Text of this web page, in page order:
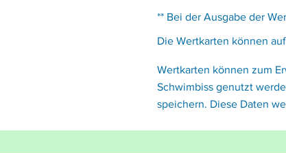
** Bei der Ausgabe der
Die Wertkarten können
Wertkarten können zum
Schwimbiss genutzt
speichern. Diese Daten